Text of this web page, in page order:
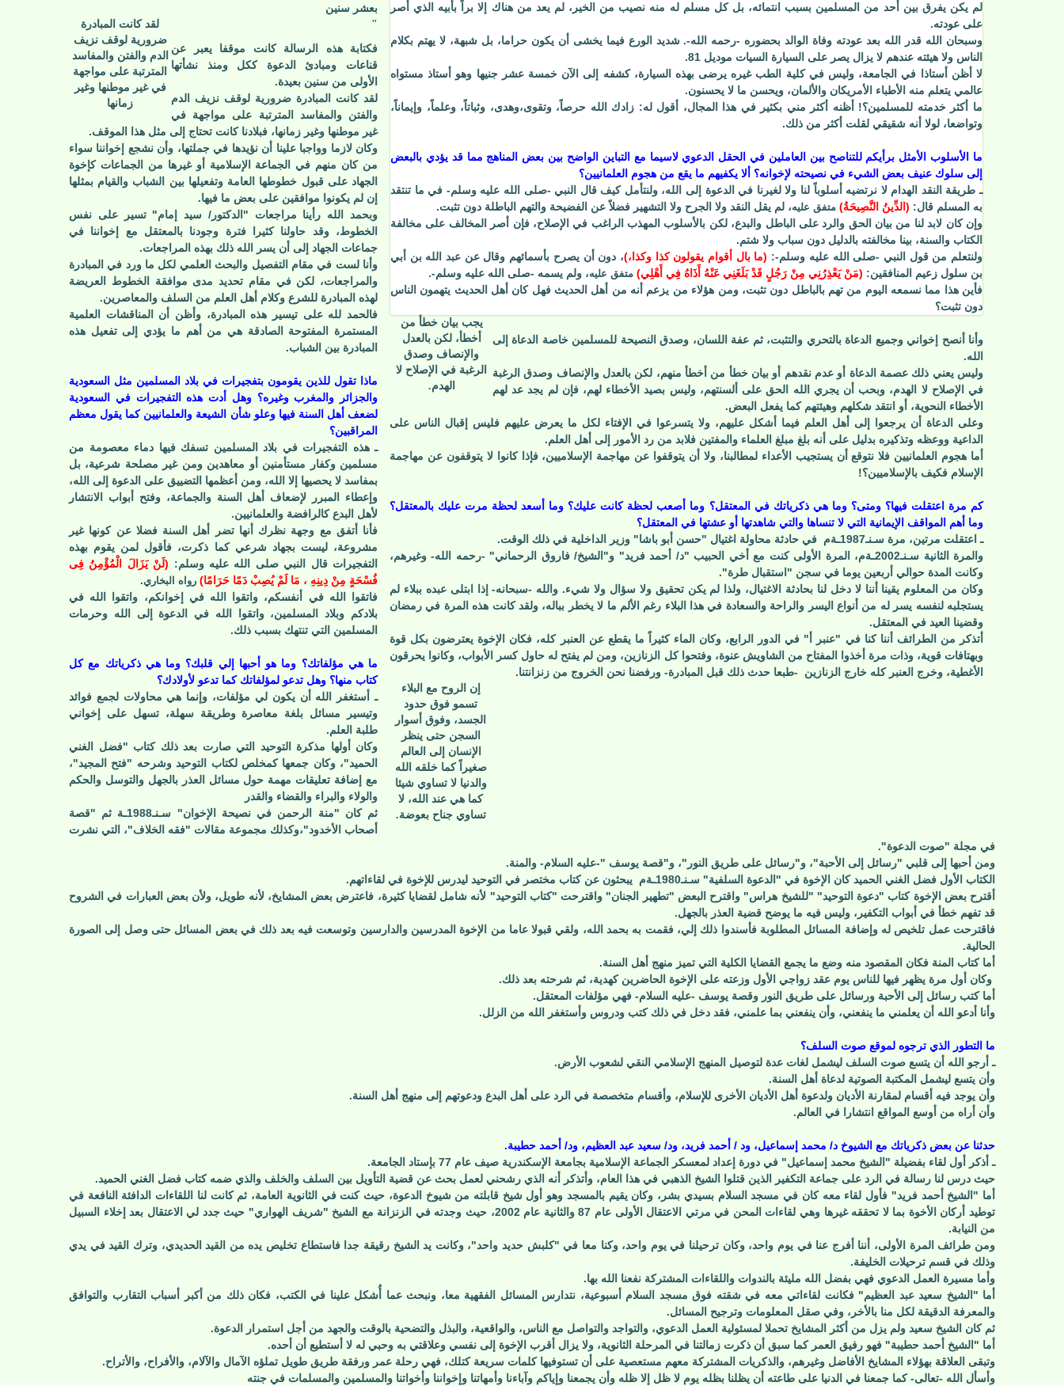
لم يكن يفرق بين أحد من المسلمين بسبب انتمائه، بل كل مسلم له منه نصيب من الخير، لم يعد من هناك إلا براً بأبيه الذي أصر
على عودته.
وسبحان الله قدر الله بعد عودته وفاة الوالد بحضوره -رحمه الله-. شديد الورع فيما يخشى أن يكون حراما، بل شبهة، لا يهتم بكلام
الناس ولا هيئته عندهم لا يزال يصر على السيارة السيات موديل 81.
لا أظن أستاذا في الجامعة، وليس في كلية الطب غيره يرضى بهذه السيارة، كشفه إلى الآن خمسة عشر جنيها وهو أستاذ مستواه
عالمي يتعلم منه الأطباء الأمريكان والألمان، ويحسن ما لا يحسنون.
ما أكثر خدمته للمسلمين؟! أظنه أكثر مني بكثير في هذا المجال، أقول له: زادك الله حرصاً، وتقوى،وهدى، وثباتاً، وعلماً، وإيماناً،
وتواضعا، لولا أنه شقيقي لقلت أكثر من ذلك.
ما الأسلوب الأمثل برأيكم للتناصح بين العاملين في الحقل الدعوي لاسيما مع التباين الواضح بين بعض المناهج مما قد يؤدي بالبعض
إلى سلوك عنيف بعض الشيء في نصيحته لإخوانه؟ ألا يكفيهم ما يقع من هجوم العلمانيين؟
ـ طريقة النقد الهدام لا نرتضيه أسلوباً لنا ولا لغيرنا في الدعوة إلى الله، ولنتأمل كيف قال النبي -صلى الله عليه وسلم- في ما تنتقد
به المسلم قال: ( الدِّينُ النَّصِيحَةُ) متفق عليه، لم يقل النقد ولا الجرح ولا التشهير فضلاً عن الفضيحة والتهم الباطلة دون تثبت.
وإن كان لابد لنا من بيان الحق والرد على الباطل والبدع، لكن بالأسلوب المهذب الراغب في الإصلاح، فإن أصر المخالف على مخالفة
الكتاب والسنة، بينا مخالفته بالدليل دون سباب ولا شتم.
ولنتعلم من قول النبي -صلى الله عليه وسلم-: (ما بال أقوام يقولون كذا وكذا،)، دون أن يصرح بأسمائهم وقال عن عبد الله بن أبي
بن سلول زعيم المنافقين: (مَنْ يَعْذِرُنِي مِنْ رَجُلٍ قَدْ بَلَغَنِي عَنْهُ أَذَاهُ فِي أَهْلِي) متفق عليه، ولم يسمه -صلى الله عليه وسلم-.
فأين هذا مما نسمعه اليوم من تهم بالباطل دون تثبت، ومن هؤلاء من يزعم أنه من أهل الحديث فهل كان أهل الحديث يتهمون الناس
دون تثبت؟
يجب بيان خطأ من
أخطأ، لكن بالعدل
والإنصاف وصدق
الرغبة في الإصلاح لا
الهدم.
وأنا أنصح إخواني وجميع الدعاة بالتحري والتثبت، ثم عفة اللسان، وصدق النصيحة للمسلمين خاصة الدعاة إلى
الله.
وليس يعني ذلك عصمة الدعاة أو عدم نقدهم أو بيان خطأ من أخطأ منهم، لكن بالعدل والإنصاف وصدق الرغبة
في الإصلاح لا الهدم، وبحب أن يجري الله الحق على ألسنتهم، وليس بصيد الأخطاء لهم، فإن لم يجد عد لهم
الأخطاء النحوية، أو انتقد شكلهم وهيئتهم كما يفعل البعض.
وعلى الدعاة أن يرجعوا إلى أهل العلم فيما أشكل عليهم، ولا يتسرعوا في الإفتاء لكل ما يعرض عليهم فليس إقبال الناس على
الداعية ووعظه وتذكيره بدليل على أنه بلغ مبلغ العلماء والمفتين فلابد من رد الأمور إلى أهل العلم.
أما هجوم العلمانيين فلا نتوقع أن يستجيب الأعداء لمطالبنا، ولا أن يتوقفوا عن مهاجمة الإسلاميين، فإذا كانوا لا يتوقفون عن مهاجمة
الإسلام فكيف بالإسلاميين؟!
كم مرة اعتقلت فيها؟ ومتى؟ وما هي ذكرياتك في المعتقل؟ وما أصعب لحظة كانت عليك؟ وما أسعد لحظة مرت عليك بالمعتقل؟
وما أهم المواقف الإيمانية التي لا تنساها والتي شاهدتها أو عشتها في المعتقل؟
ـ اعتقلت مرتين، مرة سـنـ1987ـةم
في حادثة محاولة اغتيال "حسن أبو باشا" وزير الداخلية في ذلك الوقت.
والمرة الثانية سـنـ2002ـةم، المرة الأولى كنت مع أخي الحبيب "د/ أحمد فريد" و"الشيخ/ فاروق الرحماني" -رحمه الله- وغيرهم،
وكانت المدة حوالي أربعين يوما في سجن "استقبال طرة".
وكان من المعلوم يقينا أننا لا دخل لنا بحادثة الاغتيال، ولذا لم يكن تحقيق ولا سؤال ولا شيء. والله -سبحانه- إذا ابتلى عبده ببلاء لم
يستجلبه لنفسه يسر له من أنواع اليسر والراحة والسعادة في هذا البلاء رغم الألم ما لا يخطر بباله، ولقد كانت هذه المرة في رمضان
وقضينا العيد في المعتقل.
أتذكر من الطرائف أننا كنا في "عنبر أ" في الدور الرابع، وكان الماء كثيراً ما يقطع عن العنبر كله، فكان الإخوة يعترضون بكل قوة
وبهتافات قوية، وذات مرة أخذوا المفتاح من الشاويش عنوة، وفتحوا كل الزنازين، ومن لم يفتح له حاول كسر الأبواب، وكانوا يحرقون
الأغطية، وخرج العنبر كله خارج الزنازين
-طبعا حدث ذلك قبل المبادرة- ورفضنا نحن الخروج من زنزانتنا.
إن الروح مع البلاء
تسمو فوق حدود
الجسد، وفوق أسوار
السجن حتى ينظر
الإنسان إلى العالم
صغيراً كما خلقه الله
والدنيا لا تساوي شيئا
كما هي عند الله، لا
تساوي جناح بعوضة.
بعشر سنين
لقد كانت المبادرة
ضرورية لوقف نزيف
الدم والفتن والمفاسد
المترتبة على مواجهة
في غير موطنها وغير
زمانها
"
فكتابة هذه الرسالة كانت موقفا يعبر عن
قناعات ومبادئ الدعوة ككل ومنذ نشأتها
الأولى من سنين بعيدة.
لقد كانت المبادرة ضرورية لوقف نزيف الدم
والفتن والمفاسد المترتبة على مواجهة في
غير موطنها وغير زمانها، فبلادنا كانت تحتاج إلى مثل هذا الموقف.
وكان لازما وواجبا علينا أن نؤيدها في جملتها، وأن نشجع إخواننا سواء
من كان منهم في الجماعة الإسلامية أو غيرها من الجماعات كإخوة
الجهاد على قبول خطوطها العامة وتفعيلها بين الشباب والقيام بمثلها
إن لم يكونوا موافقين على بعض ما فيها.
وبحمد الله رأينا مراجعات "الدكتور/ سيد إمام" تسير على نفس
الخطوط، وقد حاولنا كثيرا فترة وجودنا بالمعتقل مع إخواننا في
جماعات الجهاد إلى أن يسر الله ذلك بهذه المراجعات.
وأنا لست في مقام التفصيل والبحث العلمي لكل ما ورد في المبادرة
والمراجعات، لكن في مقام تحديد مدى موافقة الخطوط العريضة
لهذه المبادرة للشرع وكلام أهل العلم من السلف والمعاصرين.
فالحمد لله على تيسير هذه المبادرة، وأظن أن المناقشات العلمية
المستمرة المفتوحة الصادقة هي من أهم ما يؤدي إلى تفعيل هذه
المبادرة بين الشباب.
ماذا تقول للذين يقومون بتفجيرات في بلاد المسلمين مثل السعودية
والجزائر والمغرب وغيره؟ وهل أدت هذه التفجيرات في السعودية
لضعف أهل السنة فيها وعلو شأن الشيعة والعلمانيين كما يقول معظم
المراقبين؟
ـ هذه التفجيرات في بلاد المسلمين تسفك فيها دماء معصومة من
مسلمين وكفار مستأمنين أو معاهدين ومن غير مصلحة شرعية، بل
بمفاسد لا يحصيها إلا الله، ومن أعظمها التضييق على الدعوة إلى الله،
وإعطاء المبرر لإضعاف أهل السنة والجماعة، وفتح أبواب الانتشار
لأهل البدع كالرافضة والعلمانيين.
فأنا أتفق مع وجهة نظرك أنها تضر أهل السنة فضلا عن كونها غير
مشروعة، ليست بجهاد شرعي كما ذكرت، فأقول لمن يقوم بهذه
التفجيرات قال النبي صلى الله عليه وسلم: (لَنْ يَزَالَ الْمُؤْمِنُ فِى
فُسْحَةٍ مِنْ دِينِهِ ، مَا لَمْ يُصِبْ دَمًا حَرَامًا) رواه البخاري.
فاتقوا الله في أنفسكم، واتقوا الله في إخوانكم، واتقوا الله في
بلادكم وبلاد المسلمين، واتقوا الله في الدعوة إلى الله وحرمات
المسلمين التي تنتهك بسبب ذلك.
ما هي مؤلفاتك؟ وما هو أحبها إلي قلبك؟ وما هي ذكرياتك مع كل
كتاب منها؟ وهل تدعو لمؤلفاتك كما تدعو لأولادك؟
ـ أستغفر الله أن يكون لي مؤلفات، وإنما هي محاولات لجمع فوائد
وتيسير مسائل بلغة معاصرة وطريقة سهلة، تسهل على إخواني
طلبة العلم.
وكان أولها مذكرة التوحيد التي صارت بعد ذلك كتاب "فضل الغني
الحميد"، وكان جمعها كمخلص لكتاب التوحيد وشرحه "فتح المجيد"،
مع إضافة تعليقات مهمة حول مسائل العذر بالجهل والتوسل والحكم
والولاء والبراء والقضاء والقدر
ثم كان "منة الرحمن في نصيحة الإخوان" سـنـ1988ـة ثم "قصة
أصحاب الأخدود"،وكذلك مجموعة مقالات "فقه الخلاف"، التي نشرت
في مجلة "صوت الدعوة".
ومن أحبها إلى قلبي "رسائل إلى الأحبة"، و"رسائل على طريق النور"، و"قصة يوسف "-عليه السلام- والمنة.
الكتاب الأول فضل الغني الحميد كان الإخوة في "الدعوة السلفية" سـنـ1980ـةم
يبحثون عن كتاب مختصر في التوحيد ليدرس للإخوة في لقاءاتهم.
أقترح بعض الإخوة كتاب "دعوة التوحيد" "للشيخ هراس" واقترح البعض "تطهير الجنان" واقترحت "كتاب التوحيد" لأنه شامل لقضايا كثيرة، فاعترض بعض المشايخ، لأنه طويل، ولأن بعض العبارات في الشروح
قد تفهم خطأ في أبواب التكفير، وليس فيه ما يوضح قضية العذر بالجهل.
فاقترحت عمل تلخيص له وإضافة المسائل المطلوبة فأسندوا ذلك إلي، فقمت به بحمد الله، ولقي قبولا عاما من الإخوة المدرسين والدارسين وتوسعت فيه بعد ذلك في بعض المسائل حتى وصل إلى الصورة
الحالية.
أما كتاب المنة فكان المقصود منه وضع ما يجمع القضايا الكلية التي تميز منهج أهل السنة.
وكان أول مرة يظهر فيها للناس يوم عقد زواجي الأول وزعته على الإخوة الحاضرين كهدية، ثم شرحته بعد ذلك.
أما كتب رسائل إلى الأحبة ورسائل على طريق النور وقصة يوسف -عليه السلام- فهي مؤلفات المعتقل.
وأنا أدعو الله أن يعلمني ما ينفعني، وأن ينفعني بما علمني، فقد دخل في ذلك كتب ودروس وأستغفر الله من الزلل.
ما التطور الذي ترجوه لموقع صوت السلف؟
ـ أرجو الله أن يتسع صوت السلف ليشمل لغات عدة لتوصيل المنهج الإسلامي النقي لشعوب الأرض.
وأن يتسع ليشمل المكتبة الصوتية لدعاة أهل السنة.
وأن يوجد فيه أقسام لمقارنة الأديان ولدعوة أهل الأديان الأخرى للإسلام، وأقسام متخصصة في الرد على أهل البدع ودعوتهم إلى منهج أهل السنة.
وأن أراه من أوسع المواقع انتشارا في العالم.
حدثنا عن بعض ذكرياتك مع الشيوخ د/ محمد إسماعيل، ود / أحمد فريد، ود/ سعيد عبد العظيم، ود/ أحمد حطيبة.
ـ أذكر أول لقاء بفضيلة "الشيخ محمد إسماعيل" في دورة إعداد لمعسكر الجماعة الإسلامية بجامعة الإسكندرية صيف عام 77 بإستاد الجامعة.
حيث درس لنا رسالة في الرد على جماعة التكفير الذين قتلوا الشيخ الذهبي في هذا العام، وأتذكر أنه الذي رشحني لعمل بحث عن قضية التأويل بين السلف والخلف والذي ضمه كتاب فضل الغني الحميد.
أما "الشيخ أحمد فريد" فأول لقاء معه كان في مسجد السلام بسيدي بشر، وكان يقيم بالمسجد وهو أول شيخ قابلته من شيوخ الدعوة، حيث كنت في الثانوية العامة، ثم كانت لنا اللقاءات الدافئة النافعة في
توطيد أركان الأخوة بما لا تحققه غيرها وهي لقاءات المحن في مرتي الاعتقال الأولى عام 87 والثانية عام 2002، حيث وجدته في الزنزانة مع الشيخ "شريف الهواري" حيث جدد لي الاعتقال بعد إخلاء السبيل
من النيابة.
ومن طرائف المرة الأولى، أننا أفرج عنا في يوم واحد، وكان ترحيلنا في يوم واحد، وكنا معا في "كلبش حديد واحد"، وكانت يد الشيخ رقيقة جدا فاستطاع تخليص يده من القيد الحديدي، وترك القيد في يدي
وذلك في قسم ترحيلات الخليفة.
وأما مسيرة العمل الدعوي فهي بفضل الله مليئة بالندوات واللقاءات المشتركة نفعنا الله بها.
أما "الشيخ سعيد عبد العظيم" فكانت لقاءاتي معه في شقته فوق مسجد السلام أسبوعية، نتدارس المسائل الفقهية معا، ونبحث عما أُشكل علينا في الكتب، فكان ذلك من أكبر أسباب التقارب والتوافق
والمعرفة الدقيقة لكل منا بالأخر، وفي صقل المعلومات وترجيح المسائل.
ثم كان الشيخ سعيد ولم يزل من أكثر المشايخ تحملا لمسئولية العمل الدعوي، والتواجد والتواصل مع الناس، والواقعية، والبذل والتضحية بالوقت والجهد من أجل استمرار الدعوة.
أما "الشيخ أحمد حطيبة" فهو رفيق العمر كما سبق أن ذكرت زمالتنا في المرحلة الثانوية، ولا يزال أقرب الإخوة إلى نفسي وعلاقتي به وحبي له لا أستطيع أن أحده.
وتبقى العلاقة بهؤلاء المشايخ الأفاضل وغيرهم، والذكريات المشتركة معهم مستعصية على أن تستوفيها كلمات سريعة كتلك، فهي رحلة عمر ورفقة طريق طويل تملؤه الآمال والآلام، والأفراح، والأتراح.
وأسأل الله -تعالى- كما جمعنا في الدنيا على طاعته أن يظلنا بظله يوم لا ظل إلا ظله وأن يجمعنا وإياكم وآباءنا وأمهاتنا وإخواننا وأخواتنا والمسلمين والمسلمات في جنته